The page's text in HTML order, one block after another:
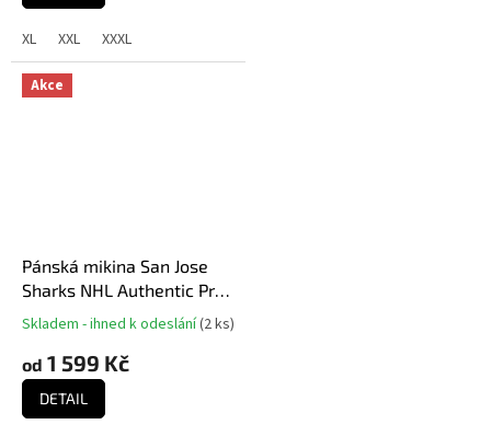
XL XXL XXXL
Akce
Pánská mikina San Jose
Sharks NHL Authentic Pro
Rink Poly Fleece POH
Průměrné
produktu
je
5,0
Skladem - ihned k odeslání(2 ks)
od 1 599 Kč
DETAIL